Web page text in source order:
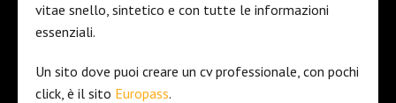
vitae snello, sintetico e con tutte le informazioni
essenziali.
Un sito dove puoi creare un cv professionale, con pochi
click, è il sito Europass.